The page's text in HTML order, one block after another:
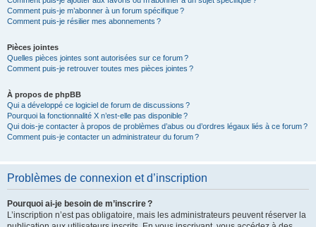
Comment puis-je m’abonner à un forum spécifique ?
Comment puis-je résilier mes abonnements ?
Pièces jointes
Quelles pièces jointes sont autorisées sur ce forum ?
Comment puis-je retrouver toutes mes pièces jointes ?
À propos de phpBB
Qui a développé ce logiciel de forum de discussions ?
Pourquoi la fonctionnalité X n’est-elle pas disponible ?
Qui dois-je contacter à propos de problèmes d’abus ou d’ordres légaux liés à ce forum ?
Comment puis-je contacter un administrateur du forum ?
Problèmes de connexion et d’inscription
Pourquoi ai-je besoin de m’inscrire ?
L’inscription n’est pas obligatoire, mais les administrateurs peuvent réserver la